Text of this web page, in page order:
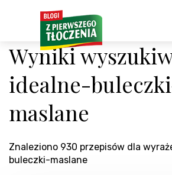
Wyniki
idealne-
maslane
Znaleziono 930 przepisów dla
buleczki-maslane